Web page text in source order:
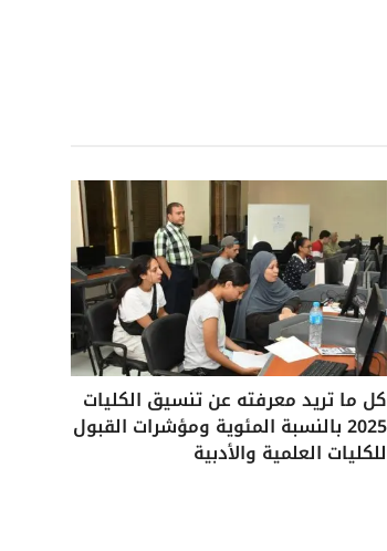
كل ما تريد معرفته عن تنسيق الكليات
2025 بالنسبة المئوية ومؤشرات القبول
للكليات العلمية والأدبية